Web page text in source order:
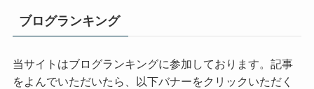
ブログランキング
当サイトはブログランキングに参加しております。記事
をよんでいただいたら、以下バナーをクリックいただく